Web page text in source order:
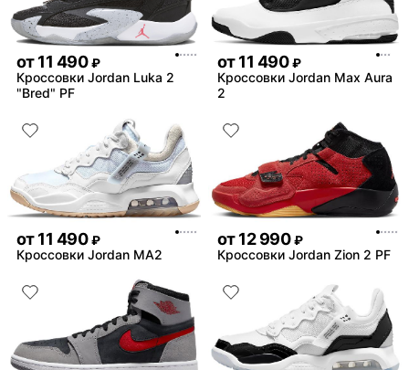
от11 490 ₽
Кроссовки Jordan Luka 2
"Bred" PF
от11 490 ₽
Кроссовки Jordan Max Aura
2
от11 490 ₽
Кроссовки Jordan MA2
от12 990 ₽
Кроссовки Jordan Zion 2 PF